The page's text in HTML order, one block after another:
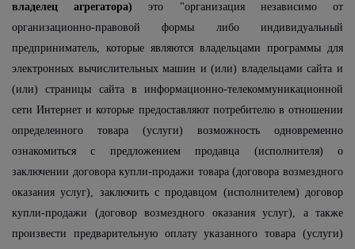
владелец агрегатора) это "организация независимо от
организационно-правовой формы либо индивидуальный
предприниматель, которые являются владельцами программы для
электронных вычислительных машин и (или) владельцами сайта и
(или) страницы сайта в информационно-телекоммуникационной
сети Интернет и которые предоставляют потребителю в отношении
определенного товара (услуги) возможность одновременно
ознакомиться с предложением продавца (исполнителя) о
заключении договора купли-продажи товара (договора возмездного
оказания услуг), заключить с продавцом (исполнителем) договор
купли-продажи (договор возмездного оказания услуг), а также
произвести предварительную оплату указанного товара (услуги)